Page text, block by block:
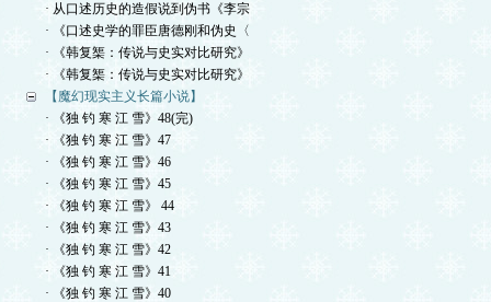
· 从口述历史的造假说到伪书《李宗
· 《口述史学的罪臣唐德刚和伪史〈
· 《韩复榘：传说与史实对比研究》
· 《韩复榘：传说与史实对比研究》
【魔幻现实主义长篇小说】
· 《独 钓 寒 江 雪》48(完)
· 《独 钓 寒 江 雪》47
· 《独 钓 寒 江 雪》46
· 《独 钓 寒 江 雪》45
· 《独 钓 寒 江 雪》 44
· 《独 钓 寒 江 雪》43
· 《独 钓 寒 江 雪》42
· 《独 钓 寒 江 雪》41
· 《独 钓 寒 江 雪》40